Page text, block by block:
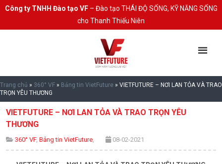
Công ty TNHH Đào tạo VF– Đào tạo THÁI ĐỘ SỐNG, KỸ NĂNG SỐNG
cho Thanh Thiếu Niên
Trang chủ » 360° VF » Bảng tin VietFuture » VIETFUTURE – NƠI LAN TỎA VÀ TRAO
TRỌN YÊU THƯƠNG
VIETFUTURE – NƠI LAN TỎA VÀ TRAO TRỌN YÊU
THƯƠNG
360° VF, Bảng tin VietFuture, 08-02-2021